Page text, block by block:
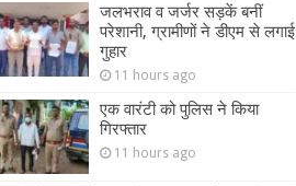
जलभराव व जर्जर सड़कें बनीं
परेशानी, ग्रामीणों ने डीएम से लगाई
गुहार
11 hours ago
एक वारंटी को पुलिस ने किया
गिरफ्तार
11 hours ago